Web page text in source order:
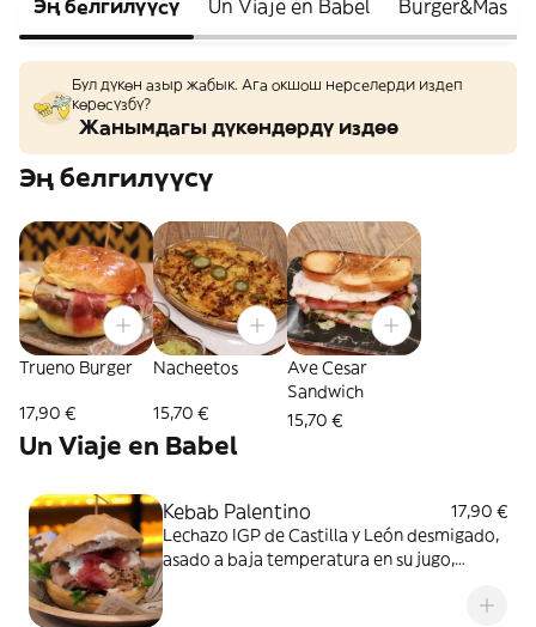
Эң белгилүүсү Un Viaje en Babel Burger&Mas
Бул дүкөн азыр жабык. Ага окшош нерселерди издеп
көрөсүзбү?
Жанымдагы дүкөндөрдү издөө
Эң белгилүүсү
Trueno Burger
17,90 €
Nacheetos
15,70 €
Ave Cesar
Sandwich
15,70 €
Un Viaje en Babel
Kebab Palentino
17,90 €
Lechazo IGP de Castilla y León desmigado,
asado a baja temperatura en su jugo,
cebolla encurtida con una suave salsa de